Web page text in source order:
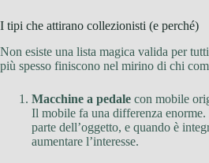
I tipi che attirano collezionisti (e perché)
Non esiste una lista magica valida per
più spesso finiscono nel mirino di chi
Macchine a pedale con mobile
Il mobile fa una differenza
parte dell’oggetto, e quando è
aumentare l’interesse.